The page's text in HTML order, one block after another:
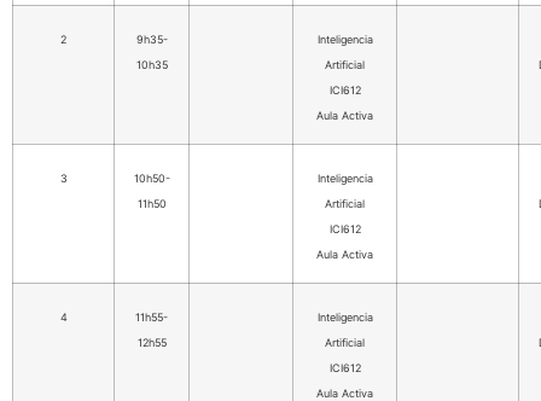
2
9h35-
10h35
Inteligencia
Artificial
ICI612
Aula Activa
3
10h50-
11h50
Inteligencia
Artificial
ICI612
Aula Activa
4
11h55-
12h55
Inteligencia
Artificial
ICI612
Aula Activa